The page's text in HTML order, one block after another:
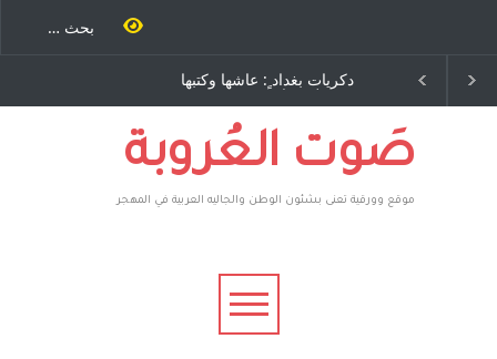
دكريات بغداد ٍ: عاشها وكتبها
:وليد رباح – نيوجرسي –
الولايات المتحدة الامريكية
طاحنة كتب
يوسف يقهر
، فأعطوه
وهم صاغرون،صَوت العُروبة
موقع وورقية تعنى بشئون الوطن والجاليه العربية في المهجر